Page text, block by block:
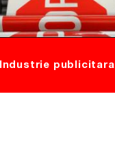
Industrie publicitara